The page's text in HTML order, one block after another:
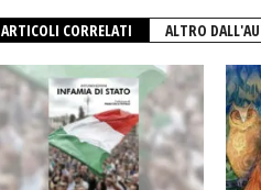
ARTICOLI CORRELATI ALTRO